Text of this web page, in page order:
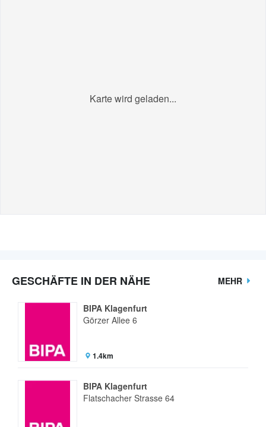
Karte wird geladen...
GESCHÄFTE IN DER NÄHE MEHR
BIPA Klagenfurt
Görzer Allee 6
1.4km
BIPA Klagenfurt
Flatschacher Strasse 64